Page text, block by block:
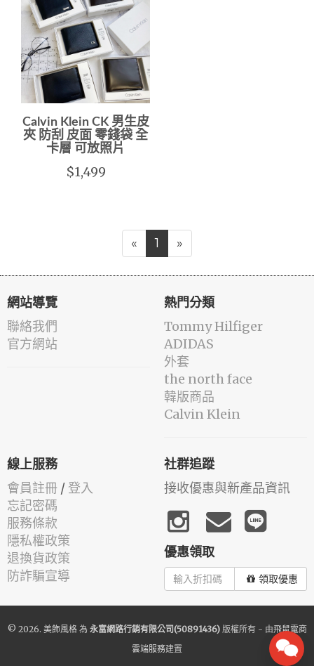
Calvin Klein CK 男生皮
夾 防刮 皮面 零錢袋 全
卡層 可放照片
$1,499
« 1 »
網站導覽
聯絡我們
官方網站
熱門分類
Tommy Hilfiger
ADIDAS
外套
the north face
韓版商品
Calvin Klein
線上服務
會員註冊 / 登入
忘記密碼
服務條款
隱私權政策
退換貨政策
防詐騙宣導
社群追蹤
接收優惠與新產品資訊
優惠領取
領取優惠
© 2026. 美飾風格為 永富網路行銷有限公司(50891436)版權所有 - 由飛鼠電商
雲端服務建置